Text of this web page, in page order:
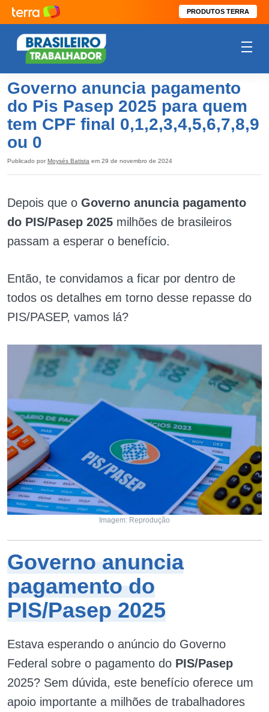
PRODUTOS TERRA
Governo anuncia pagamento
do Pis Pasep 2025 para quem
tem CPF final 0,1,2,3,4,5,6,7,8,9
ou 0
Publicado por Moysés Batista em 29 de novembro de 2024
Depois que o Governo anuncia pagamento
do PIS/Pasep 2025 milhões de brasileiros
passam a esperar o benefício.
Então, te convidamos a ficar por dentro de
todos os detalhes em torno desse repasse do
PIS/PASEP, vamos lá?
Imagem: Reprodução
Governo anuncia
pagamento do
PIS/Pasep 2025
Estava esperando o anúncio do Governo
Federal sobre o pagamento do PIS/Pasep
2025? Sem dúvida, este benefício oferece um
apoio importante a milhões de trabalhadores